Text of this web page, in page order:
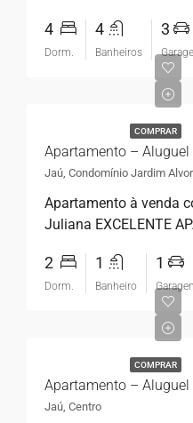
4
Dorm.
4
Banheiros
3
COMPRAR
Apartamento –
Jaú, Condomínio Jardim
Apartamento à venda
Juliana EXCELENTE
2
Dorm.
1
Banheiro
1
COMPRAR
Apartamento – Aluguel
Jaú, Centro